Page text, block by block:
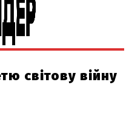
світову війну